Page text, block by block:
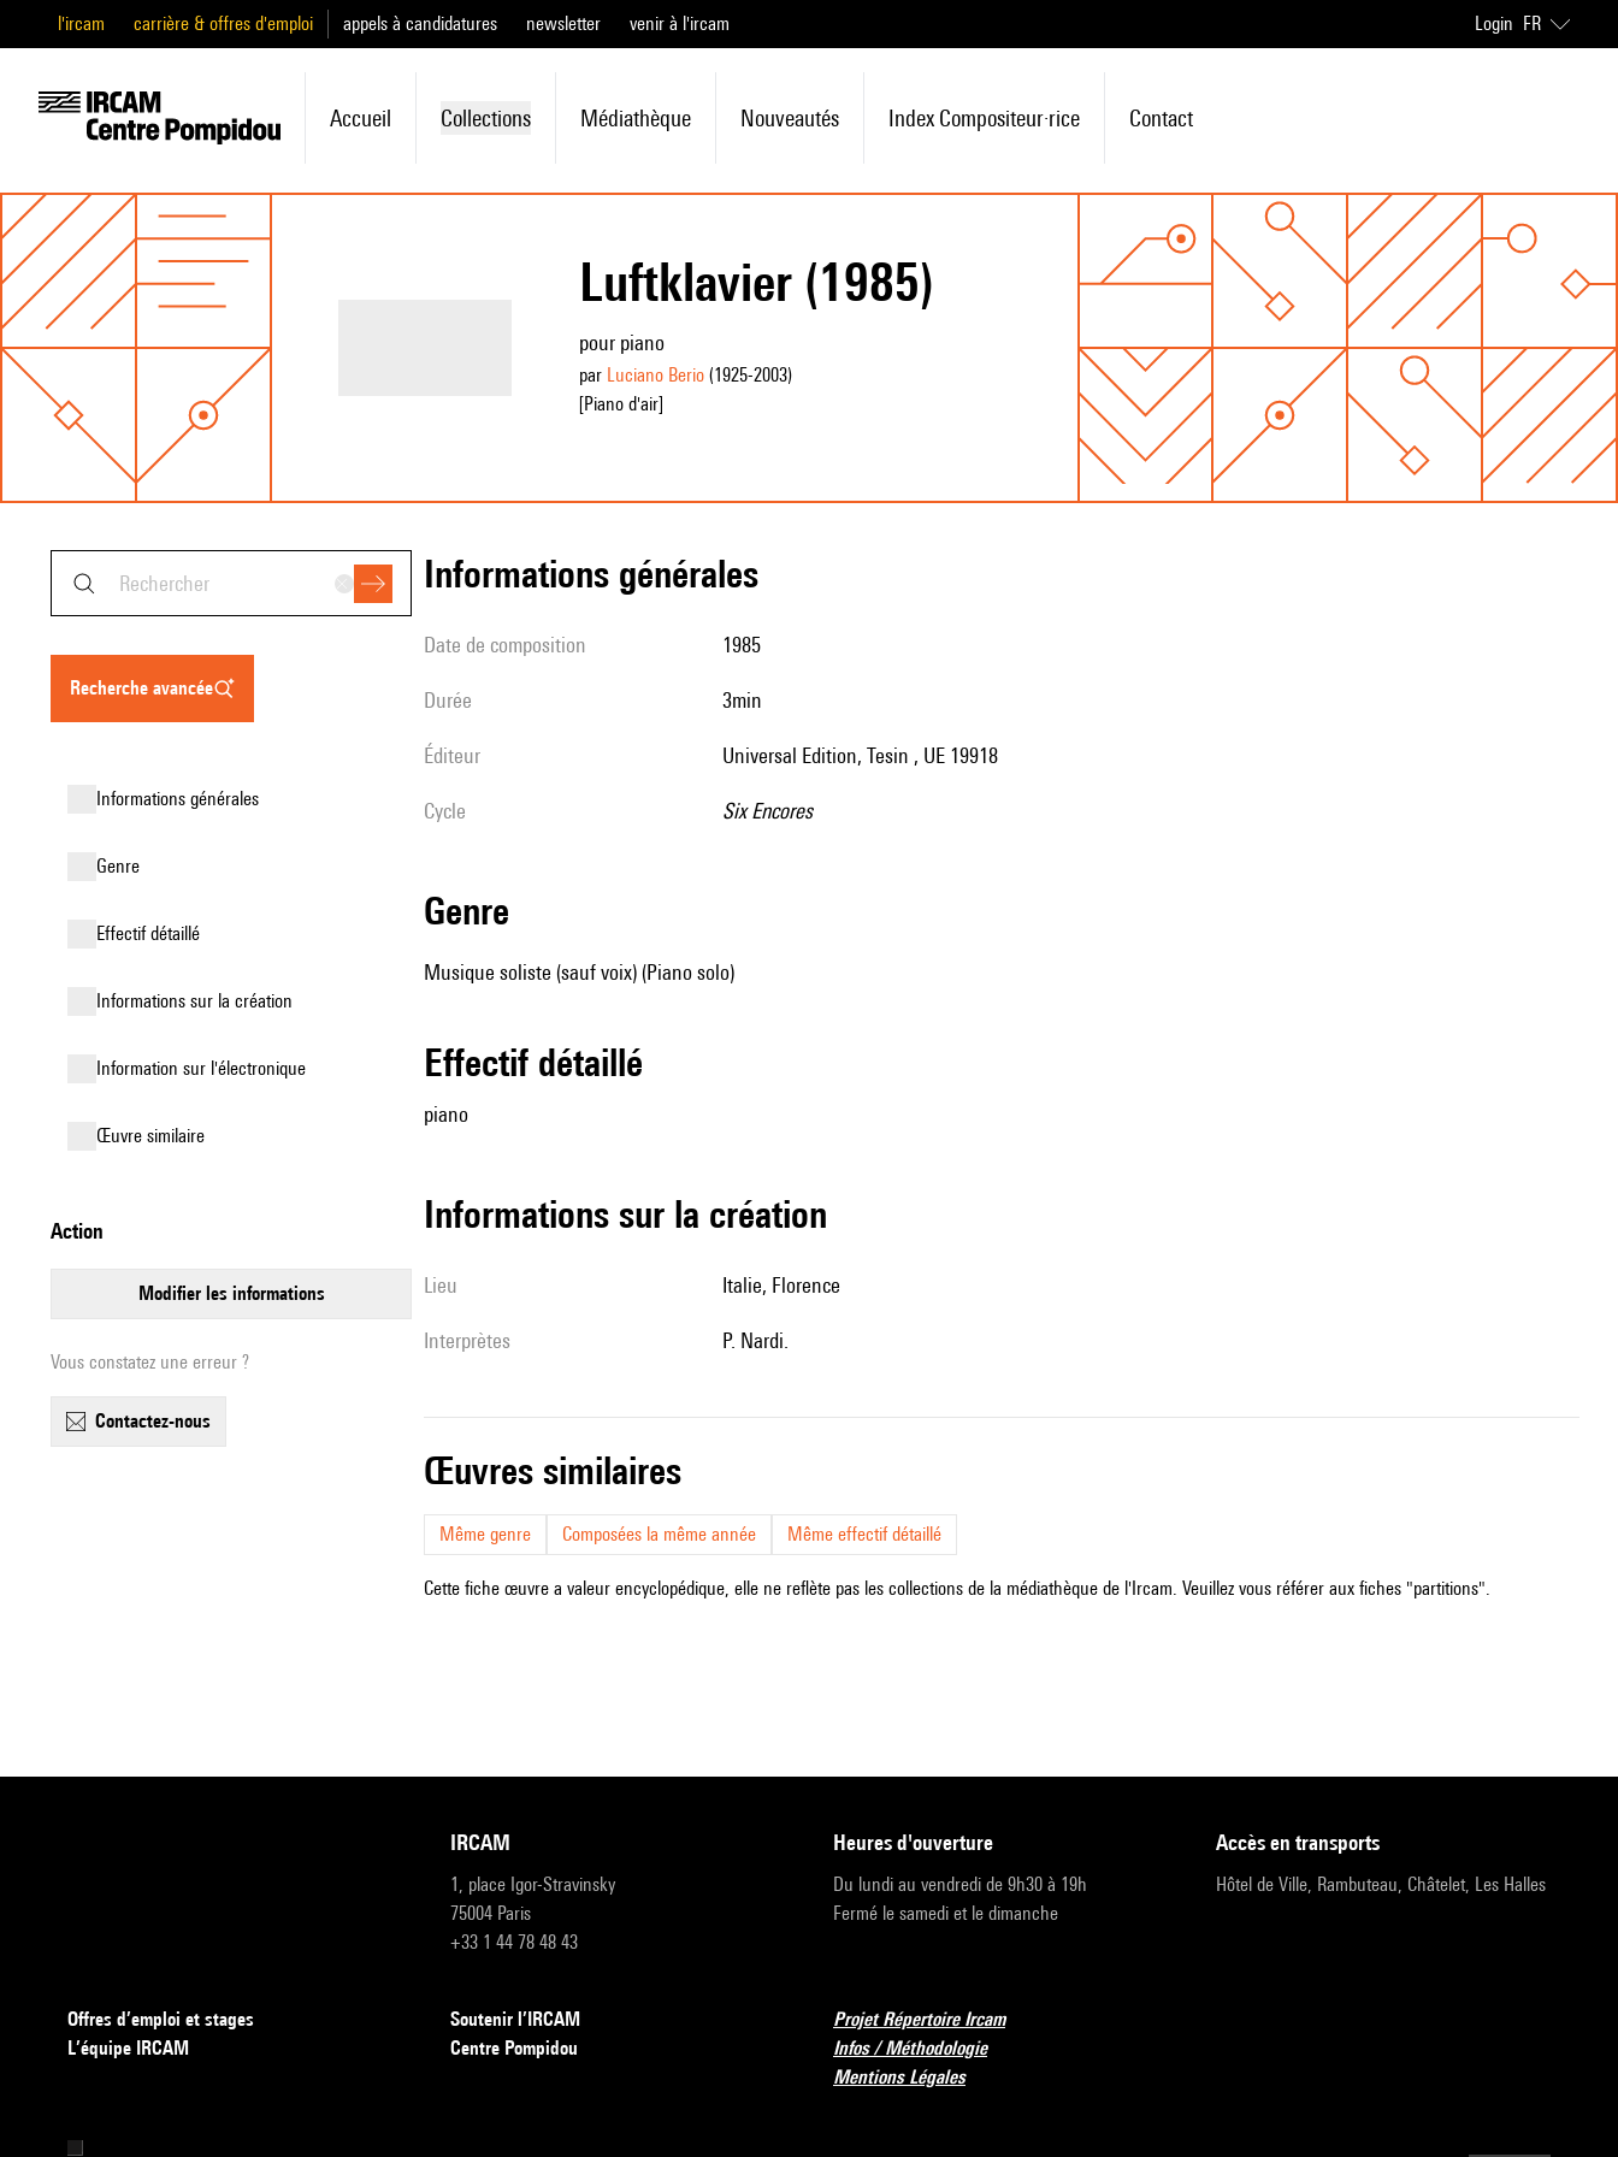
l'ircam carrière & offres d'emploi appels à candidatures newsletter venir à l'ircam Login FR
Accueil Collections Médiathèque Nouveautés Index Compositeur·rice Contact
Luftklavier (1985)
pour piano
par Luciano Berio(1925-2003)
[Piano d'air]
recherche avancée
informations générales
genre
effectif détaillé
informations sur la création
Information sur l'électronique
œuvre similaire
action
modifier les informations
Vous constatez une erreur ?
contactez-nous
informations générales
date de composition 1985
durée 3min
éditeur Universal Edition, Tesin , UE 19918
Cycle Six Encores
genre
Musique soliste (sauf voix) (Piano solo)
effectif détaillé
piano
informations sur la création
lieu Italie, Florence
interprètes P. Nardi.
œuvres similaires
Même genre Composées la même année Même effectif détaillé
Cette fiche œuvre a valeur encyclopédique, elle ne reflète pas les collections de la médiathèque de l'Ircam. Veuillez vous référer aux fiches "partitions".
IRCAM
1, place Igor-Stravinsky
75004 Paris
+33 1 44 78 48 43
heures d'ouverture
Du lundi au vendredi de 9h30 à 19h
Fermé le samedi et le dimanche
accès en transports
Hôtel de Ville, Rambuteau, Châtelet, Les Halles
Offres d’emploi et stages
L’équipe IRCAM
Soutenir l’IRCAM
Centre Pompidou
Projet Répertoire Ircam
Infos / Méthodologie
Mentions Légales